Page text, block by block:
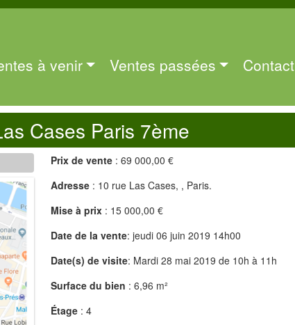
à venir Ventes passées Contact
Cases Paris 7ème
Prix de vente: 69 000,00 €
Adresse: 10 rue Las Cases, , Paris.
Mise à prix: 15 000,00 €
Date de la vente: jeudi 06 juin 2019 14h00
Date(s) de visite: Mardi 28 mai 2019 de 10h à 11h
Surface du bien : 6,96 m²
Étage: 4